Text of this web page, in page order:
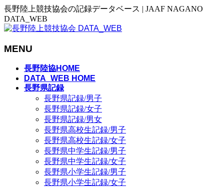
長野陸上競技協会の記録データベース | JAAF NAGANO
DATA_WEB
MENU
長野陸協HOME
DATA_WEB HOME
長野県記録
長野県記録/男子
長野県記録/女子
長野県記録/男女
長野県高校生記録/男子
長野県高校生記録/女子
長野県中学生記録/男子
長野県中学生記録/女子
長野県小学生記録/男子
長野県小学生記録/女子